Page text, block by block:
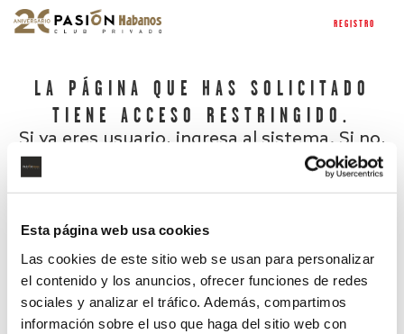
Esta página web usa cookies
Las cookies de este sitio web se usan para personalizar
el contenido y los anuncios, ofrecer funciones de redes
sociales y analizar el tráfico. Además, compartimos
información sobre el uso que haga del sitio web con
REGISTRO
LA PÁGINA QUE HAS SOLICITADO
TIENE ACCESO RESTRINGIDO.
Si ya eres usuario, ingresa al sistema. Si no,